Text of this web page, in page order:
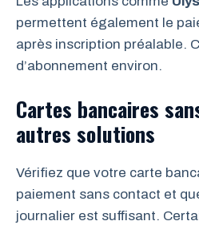
permettent également le
après inscription préalable.
d’abonnement environ.
Cartes bancaires
autres solutions
Vérifiez que votre carte
paiement sans contact et
journalier est suffisant.